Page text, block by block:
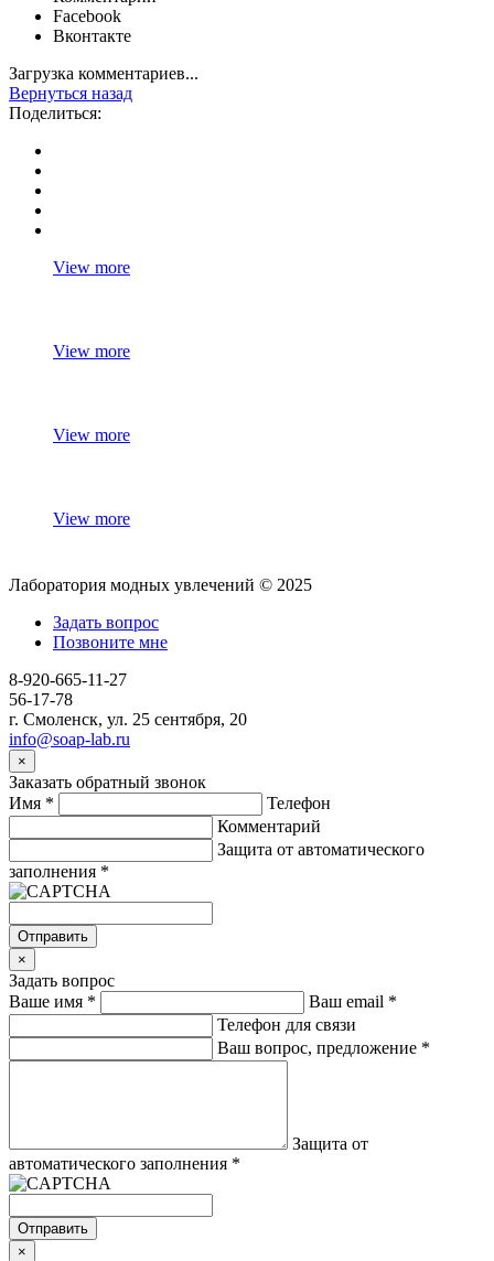
Facebook
Вконтакте
Загрузка комментариев...
Вернуться назад
Поделиться:
View more
View more
View more
View more
Лаборатория модных увлечений © 2025
Задать вопрос
Позвоните мне
8-920-665-11-27
56-17-78
г. Смоленск, ул. 25 сентября, 20
info@soap-lab.ru
×
Заказать обратный звонок
Имя *
Телефон
Комментарий
Защита от автоматического
заполнения *
Отправить
×
Задать вопрос
Ваше имя * Ваш email *
Телефон для связи
Ваш вопрос, предложение *
Защита от
автоматического заполнения *
Отправить
×